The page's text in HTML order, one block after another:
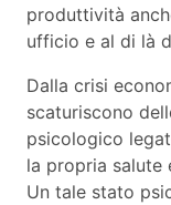
produttività
ufficio e al di là
Dalla crisi
scaturiscono
psicologico
la propria salute
Un tale stato